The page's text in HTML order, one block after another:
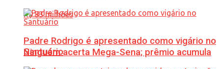
Ninguém acerta Mega-Sena; prêmio acumula
Padre Rodrigo é apresentado como vigário no
Santuário